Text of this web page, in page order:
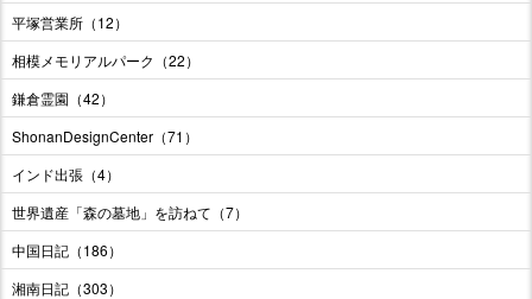
平塚営業所（12）
相模メモリアルパーク（22）
鎌倉霊園（42）
ShonanDesignCenter（71）
インド出張（4）
世界遺産「森の墓地」を訪ねて（7）
中国日記（186）
湘南日記（303）